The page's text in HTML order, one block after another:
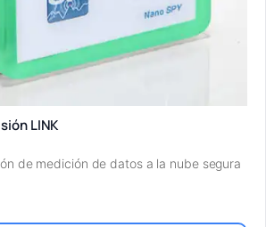
LINK
de medición de datos a la nube segura